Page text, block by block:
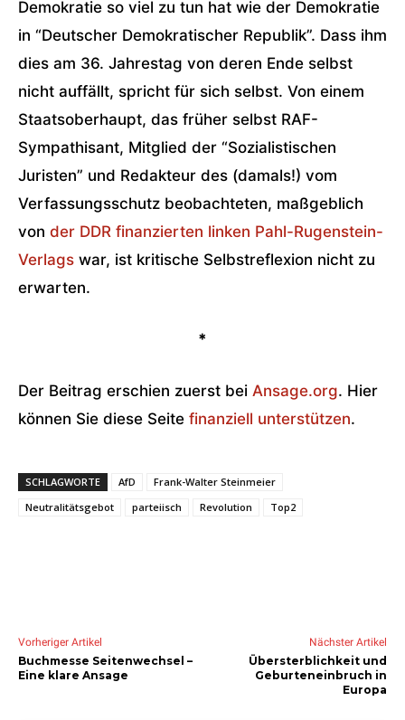
Demokratie so viel zu tun hat wie der Demokratie
in “Deutscher Demokratischer Republik”. Dass ihm
dies am 36. Jahrestag von deren Ende selbst
nicht auffällt, spricht für sich selbst. Von einem
Staatsoberhaupt, das früher selbst RAF-
Sympathisant, Mitglied der “Sozialistischen
Juristen” und Redakteur des (damals!) vom
Verfassungsschutz beobachteten, maßgeblich
von der DDR finanzierten linken Pahl-Rugenstein-
Verlags war, ist kritische Selbstreflexion nicht zu
erwarten.
*
Der Beitrag erschien zuerst bei Ansage.org. Hier
können Sie diese Seite finanziell unterstützen.
SCHLAGWORTE AfD
Frank-Walter Steinmeier
Neutralitätsgebot
parteiisch Revolution Top2
Vorheriger Artikel
Buchmesse Seitenwechsel –
Eine klare Ansage
Nächster Artikel
Übersterblichkeit und
Geburteneinbruch in
Europa